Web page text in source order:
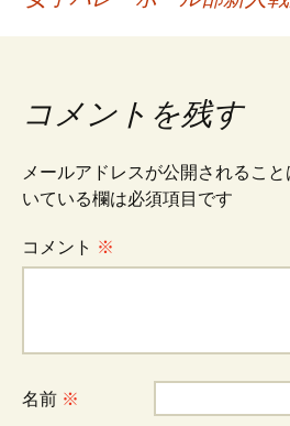
稿
ナ
ビ
ゲ
シ
コメントを残す
メールアドレスが公開されること
いている欄は必須項目です
コメント ※
名前 ※